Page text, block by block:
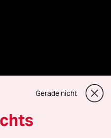
Gerade nicht